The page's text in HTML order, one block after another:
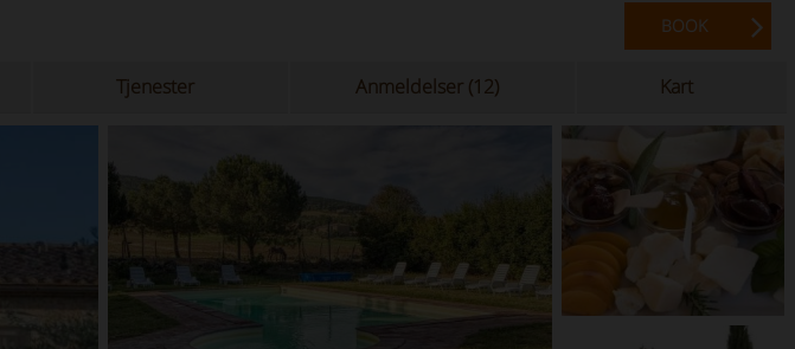
BOOK
Tjenester Anmeldelser (12) Kart